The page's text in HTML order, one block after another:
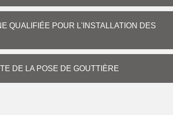
QUALIFIÉE POUR L'INSTALLATION DES
DE LA POSE DE GOUTTIÈRE